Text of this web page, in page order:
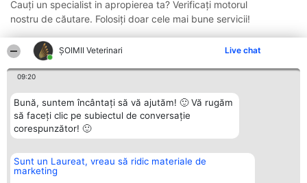
ȘOIMII Veterinari Live chat
09:20
Bună, suntem încântați să vă ajutăm! 🙂 Vă rugăm
să faceți clic pe subiectul de conversație
corespunzător! 🙂
Sunt un Laureat, vreau să ridic materiale de
marketing
Cauți un specialist in apropierea ta? Verificați motorul
nostru de căutare. Folosiți doar cele mai bune servicii!
Organizator Ranking
BRIGHT SOLUTIONS BR SRL
Plebiscyt Contact